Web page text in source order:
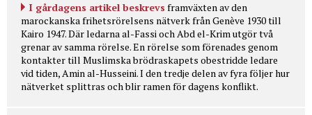
I gårdagens artikel beskrevs framväxten av den
marockanska frihetsrörelsens nätverk från Genève 1930 till
Kairo 1947. Där ledarna al-Fassi och Abd el-Krim utgör två
grenar av samma rörelse. En rörelse som förenades genom
kontakter till Muslimska brödraskapets obestridde ledare
vid tiden, Amin al-Husseini. I den tredje delen av fyra följer hur
nätverket splittras och blir ramen för dagens konflikt.